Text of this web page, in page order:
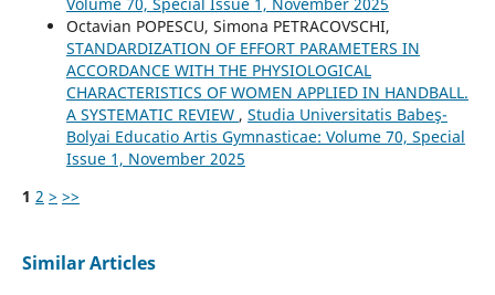
Volume 70, Special Issue 1, November 2025
Octavian POPESCU, Simona PETRACOVSCHI,
STANDARDIZATION OF EFFORT PARAMETERS IN
ACCORDANCE WITH THE PHYSIOLOGICAL
CHARACTERISTICS OF WOMEN APPLIED IN HANDBALL.
A SYSTEMATIC REVIEW , Studia Universitatis Babeş-
Bolyai Educatio Artis Gymnasticae: Volume 70, Special
Issue 1, November 2025
1 2 > >>
Similar Articles